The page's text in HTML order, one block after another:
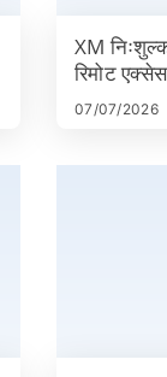
XM
रिमोट एक्सेस
07/07/2026